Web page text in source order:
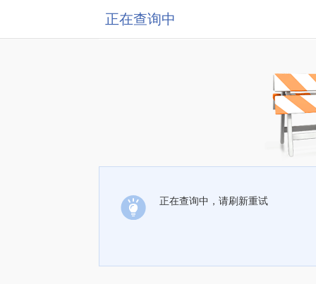
正在查询中
正在查询中，请刷新重试